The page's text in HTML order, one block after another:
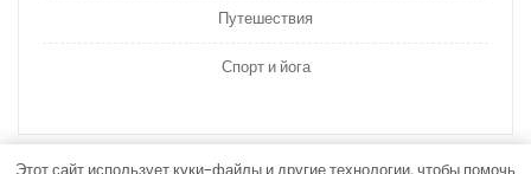
Путешествия
Спорт и йога
Этот сайт использует куки-файлы и другие технологии, чтобы помочь